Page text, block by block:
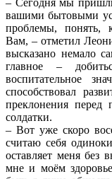
вашими бытовыми
проблемы, понять,
Вам, – отметил
высказано немало
главное –
воспитательное
способствовал
преклонения перед
солдатки.
– Вот уже скоро
считаю себя
оставляет меня без
мне и моём